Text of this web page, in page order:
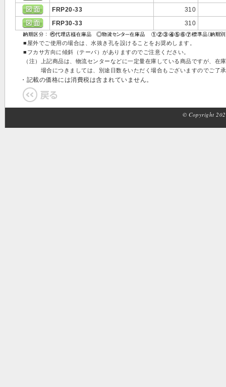
FRP20-33
310
FRP30-33
310
■屋外でご使用の場合は、水抜き孔を設けることをお奨めします。
■フカサ方向に傾斜（テーパ）がありますのでご注意ください。
（注）上記商品は、物流センターなどに一定量在庫している商品ですが、在
場合につきましては、別途日数をいただく場合もございますのでご了承
・記載の価格には消費税は含まれていません。
© Copyright